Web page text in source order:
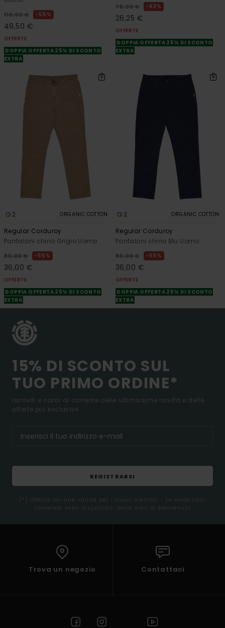
110,00 € 55%
49,50 €
OFFERTE
DOPPIA OFFERTA 25% DI SCONTO
EXTRA
70,00 € 63%
26,25 €
OFFERTE
DOPPIA OFFERTA 25% DI SCONTO
EXTRA
2 ORGANIC COTTON
Regular Corduroy
Pantaloni chino Grigio Uomo
80,00 € 55%
36,00 €
OFFERTE
DOPPIA OFFERTA 25% DI SCONTO
EXTRA
2 ORGANIC COTTON
Regular Corduroy
Pantaloni chino Blu Uomo
80,00 € 55%
36,00 €
OFFERTE
DOPPIA OFFERTA 25% DI SCONTO
EXTRA
15% DI SCONTO SUL
TUO PRIMO ORDINE*
Iscriviti e sarai al corrente delle ultimissime novità e delle
offerte più esclusive.
REGISTRARSI
(*) Offerta on-line valida per i nuovi membri - Le condizioni
complete sono disponibili nella mail di benvenuto
Trova un negozio Contattaci